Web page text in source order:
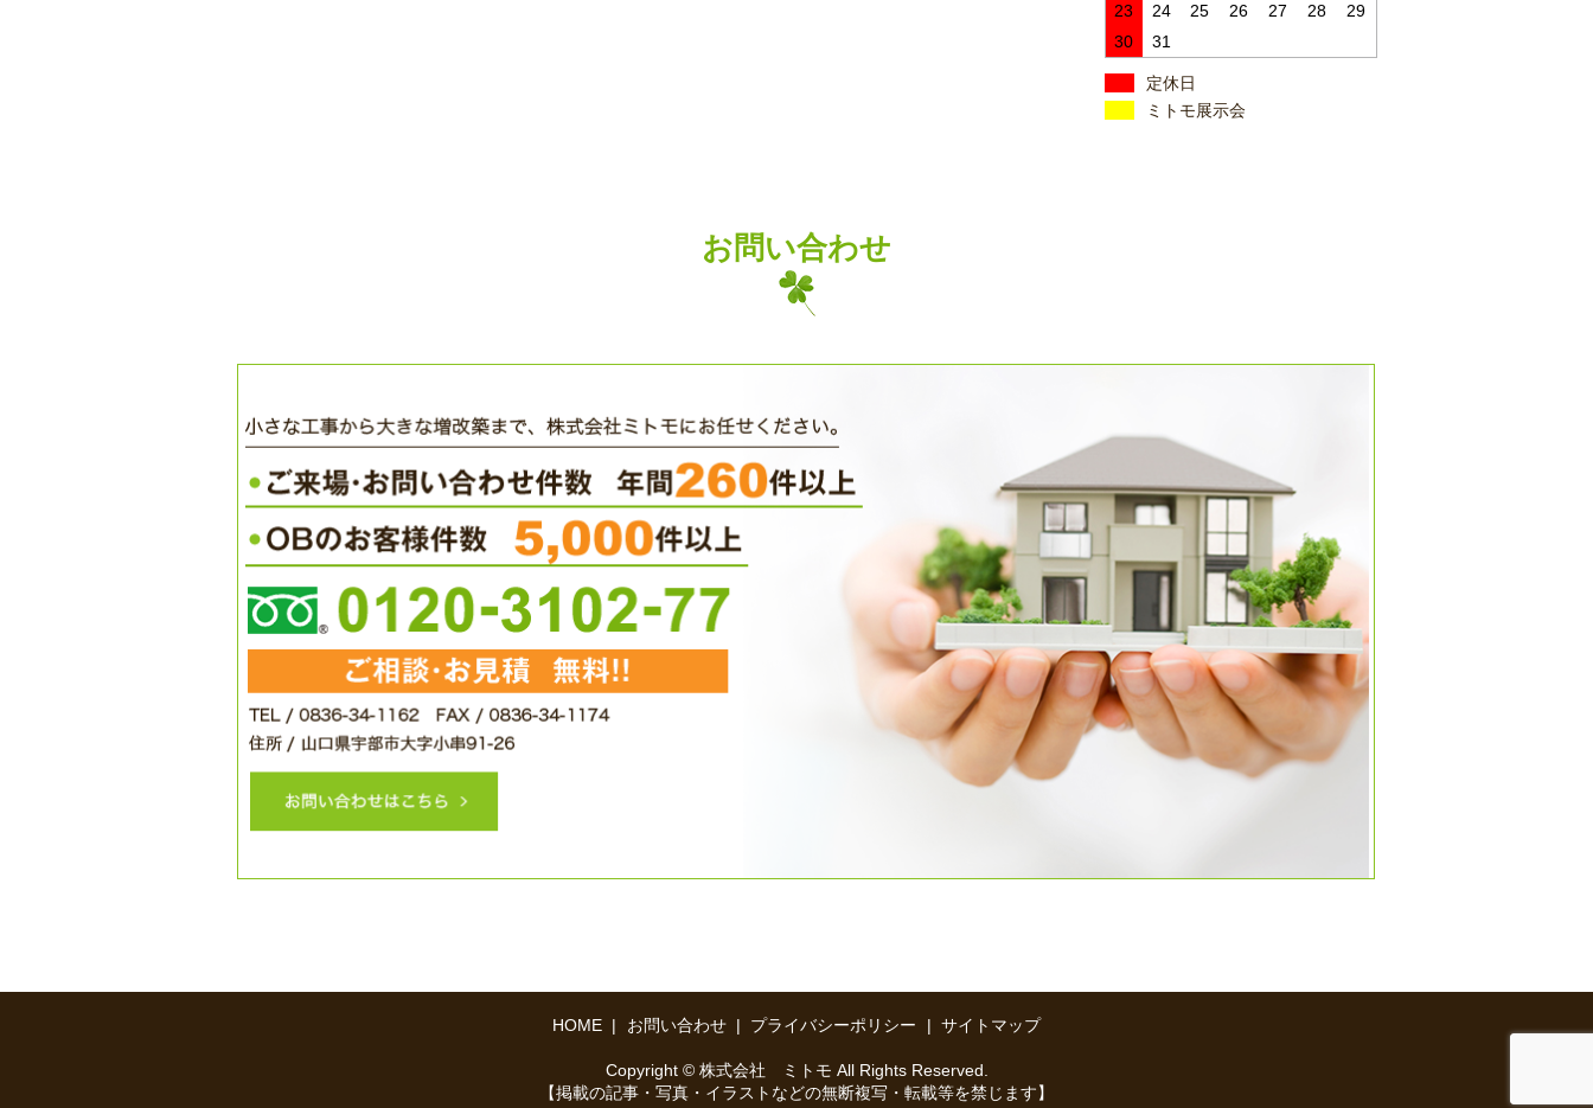
23
24 25 26 27 28
29
30
31
定休日
ミトモ展示会
お問い合わせ
HOME お問い合わせ プライバシーポリシー サイトマップ
Copyright © 株式会社 ミトモ All Rights Reserved.
【掲載の記事・写真・イラストなどの無断複写・転載等を禁じます】